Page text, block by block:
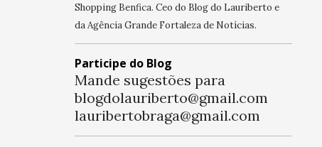
Shopping Benfica. Ceo do Blog do Lauriberto e
da Agência Grande Fortaleza de Notícias.
Participe do Blog
Mande sugestões para
blogdolauriberto@gmail.com
lauribertobraga@gmail.com